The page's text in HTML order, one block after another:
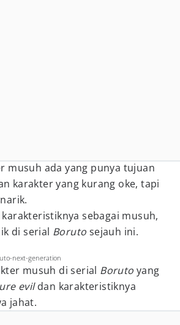
musuh ada yang punya tujuan
karakter yang kurang oke, tapi
sebagai musuh,
di serial Boruto sejauh ini.
next-generation
musuh di serial Borutoyang
evildan karakteristiknya
jahat.